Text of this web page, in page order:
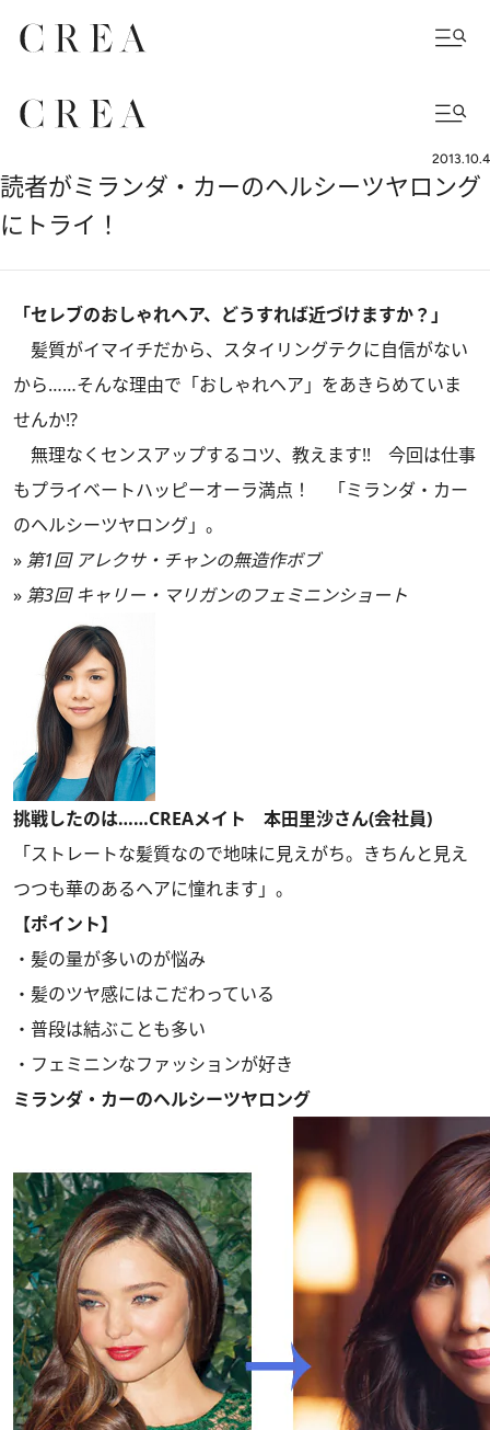
2013.10.4
読者がミランダ・カーのヘルシーツヤロング
にトライ！
「セレブのおしゃれヘア、どうすれば近づけますか？」
髪質がイマイチだから、スタイリングテクに自信がない
から……そんな理由で「おしゃれヘア」をあきらめていま
せんか!?
無理なくセンスアップするコツ、教えます!! 今回は仕事
もプライベートハッピーオーラ満点！ 「ミランダ・カー
のヘルシーツヤロング」。
» 第1回 アレクサ・チャンの無造作ボブ
» 第3回 キャリー・マリガンのフェミニンショート
挑戦したのは……CREAメイト 本田里沙さん(会社員)
「ストレートな髪質なので地味に見えがち。きちんと見え
つつも華のあるヘアに憧れます」。
【ポイント】
・髪の量が多いのが悩み
・髪のツヤ感にはこだわっている
・普段は結ぶことも多い
・フェミニンなファッションが好き
ミランダ・カーのヘルシーツヤロング